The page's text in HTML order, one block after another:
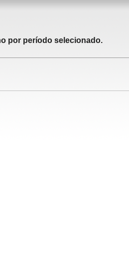
por período selecionado.